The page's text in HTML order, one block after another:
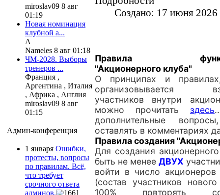
miroslav09 8 авг
01:19
Новая номинация
клубной а...
А
Nameles 8 авг 01:18
ЧМ-2028. Выборы
тренеров ...
Франция ,
Аргентина , Италия
, Африка , Англия
miroslav09 8 авг
01:15
Админ-конференция
1 января Ошибки,
протесты, вопросы
по правилам. Всё,
что требует
срочного ответа
админов.
1661
Создано: 17 июня 2026
Правила
"Акционерного клуба"
О принципах и
организовывается
участников внутри
можно прочитать здесь
дополнительные
оставлять в комментариях
Правила создания
Для создания
быть не менее ДВУХ
войти в число акционеров
(состав участников
100% повторять